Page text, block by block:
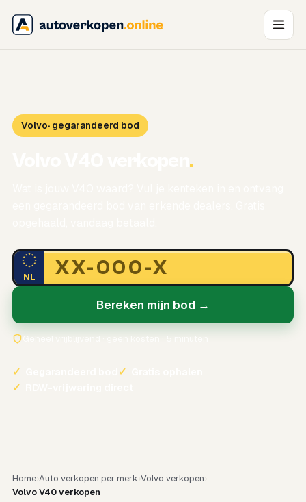
Volvo· gegarandeerd bod
.
NL
Bereken mijn bod →
✓ ✓
✓
Home Auto verkopen per merk Volvo verkopen
Volvo V40 verkopen